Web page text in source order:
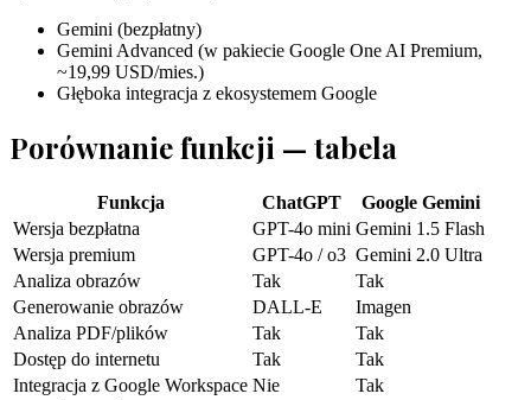
Gemini (bezpłatny)
Gemini Advanced (w pakiecie Google One AI Premium,
~19,99 USD/mies.)
Głęboka integracja z ekosystemem Google
Porównanie funkcji — tabela
Funkcja ChatGPT
Google Gemini
Wersja bezpłatna
GPT-4o mini Gemini 1.5 Flash
Wersja premium
GPT-4o / o3 Gemini 2.0 Ultra
Analiza obrazów
Tak
Tak
Generowanie obrazów
DALL-E
Imagen
Analiza PDF/plików
Tak
Tak
Dostęp do internetu
Tak
Tak
Integracja z Google Workspace Nie
Tak